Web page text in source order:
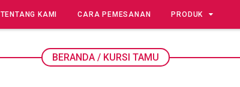
TENTANG KAMI CARA PEMESANAN PRODUK
BERANDA / KURSI TAMU